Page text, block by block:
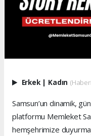
Erkek Kadın
Samsun’un dinamik,
platformu Memleket
hemşehrimize